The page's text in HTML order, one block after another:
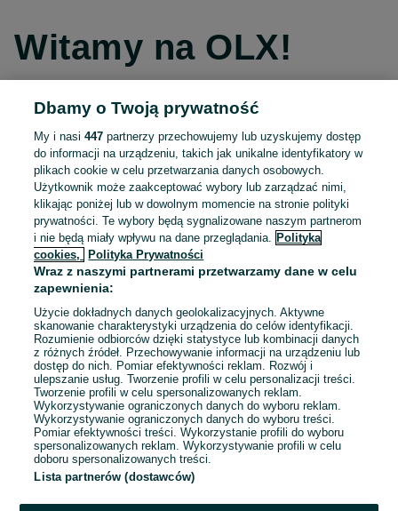
Witamy na OLX!
Kontynuuj przez Facebooka
Kontynuuj przez konto Apple
Kontynuuj przez konto Google
LUB
E-mail
Hasło
Dbamy o Twoją prywatność
My i nasi447 partnerzy przechowujemy lub uzyskujemy dostęp
do informacji na urządzeniu, takich jak unikalne identyfikatory w
plikach cookie w celu przetwarzania danych osobowych.
Użytkownik może zaakceptować wybory lub zarządzać nimi,
klikając poniżej lub w dowolnym momencie na stronie polityki
prywatności. Te wybory będą sygnalizowane naszym partnerom
i nie będą miały wpływu na dane przeglądania.
Polityka
cookies,
Polityka Prywatności
Wraz z naszymi partnerami przetwarzamy dane w celu
zapewnienia:
Użycie dokładnych danych geolokalizacyjnych. Aktywne
skanowanie charakterystyki urządzenia do celów identyfikacji.
Rozumienie odbiorców dzięki statystyce lub kombinacji danych
z różnych źródeł. Przechowywanie informacji na urządzeniu lub
dostęp do nich. Pomiar efektywności reklam. Rozwój i
ulepszanie usług. Tworzenie profili w celu personalizacji treści.
Tworzenie profili w celu spersonalizowanych reklam.
Wykorzystywanie ograniczonych danych do wyboru reklam.
Wykorzystywanie ograniczonych danych do wyboru treści.
Pomiar efektywności treści. Wykorzystanie profili do wyboru
spersonalizowanych reklam. Wykorzystywanie profili w celu
doboru spersonalizowanych treści.
Lista partnerów (dostawców)